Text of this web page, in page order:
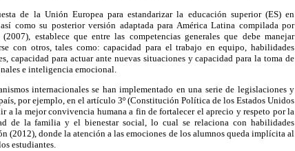
de la Unión Europea para estandarizar la educación superior (ES) en
como su posterior versión adaptada para América Latina compilada por
establece que entre las competencias generales que debe manejar
con otros, tales como: capacidad para el trabajo en equipo, habilidades
capacidad para actuar ante nuevas situaciones y capacidad para la toma de
e inteligencia emocional.
internacionales se han implementado en una serie de legislaciones y
por ejemplo, en el artículo 3º (Constitución Política de los Estados Unidos
a la mejor convivencia humana a fin de fortalecer el aprecio y respeto por la
de la familia y el bienestar social, lo cual se relaciona con habilidades
(2012), donde la atención a las emociones de los alumnos queda implícita al
estudiantes.